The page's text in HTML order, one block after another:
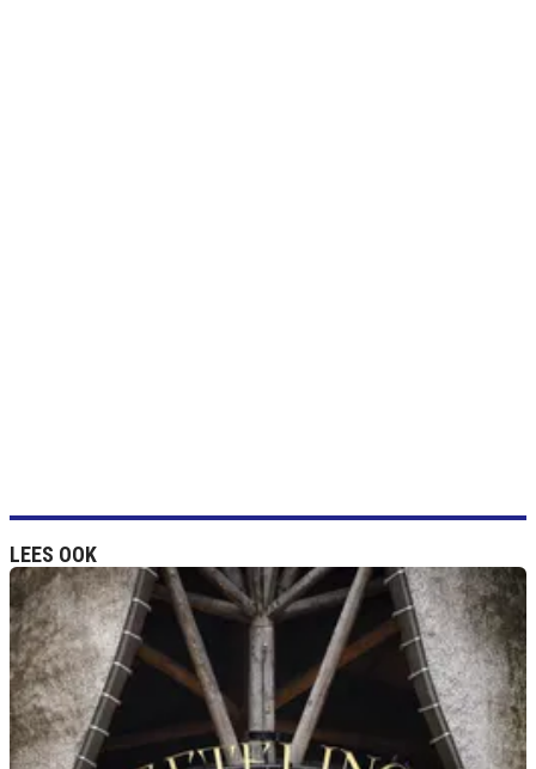
LEES OOK